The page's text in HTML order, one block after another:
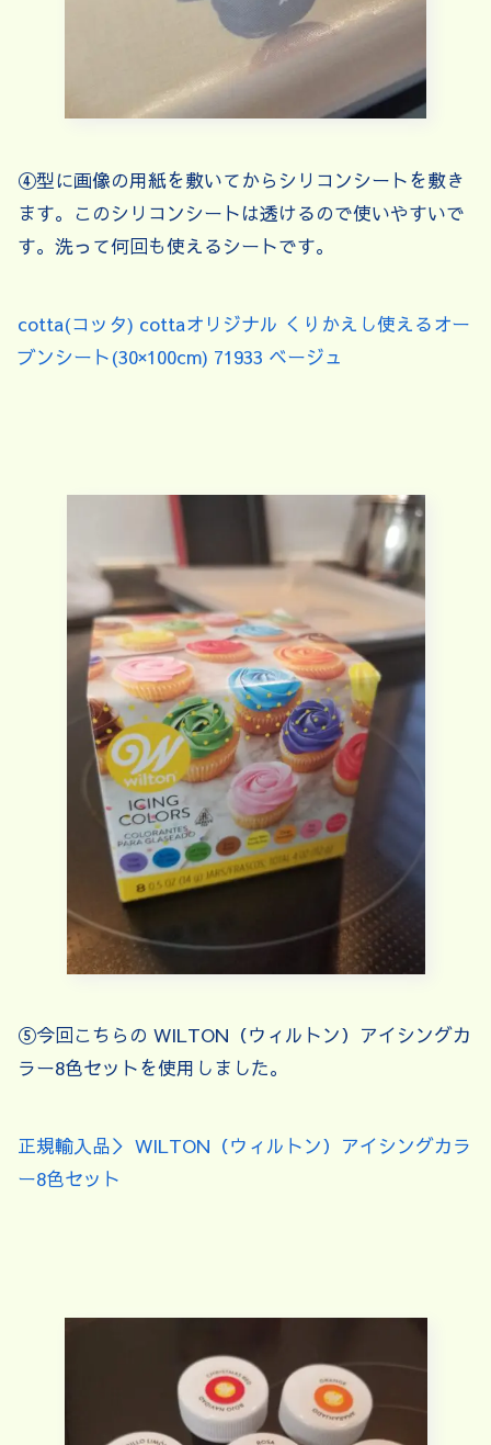
④型に画像の用紙を敷いてからシリコンシートを敷き
ます。このシリコンシートは透けるので使いやすいで
す。洗って何回も使えるシートです。
cotta(コッタ) cottaオリジナル くりかえし使えるオー
ブンシート(30×100cm) 71933 ベージュ
⑤今回こちらの WILTON（ウィルトン）アイシングカ
ラー8色セットを使用しました。
正規輸入品＞ WILTON（ウィルトン）アイシングカラ
ー8色セット